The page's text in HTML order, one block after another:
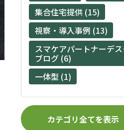
集合住宅提供 (15)
視察・導入事例 (13)
スマケアパートナーデス
ブログ (6)
一体型 (1)
カテゴリ全てを表示